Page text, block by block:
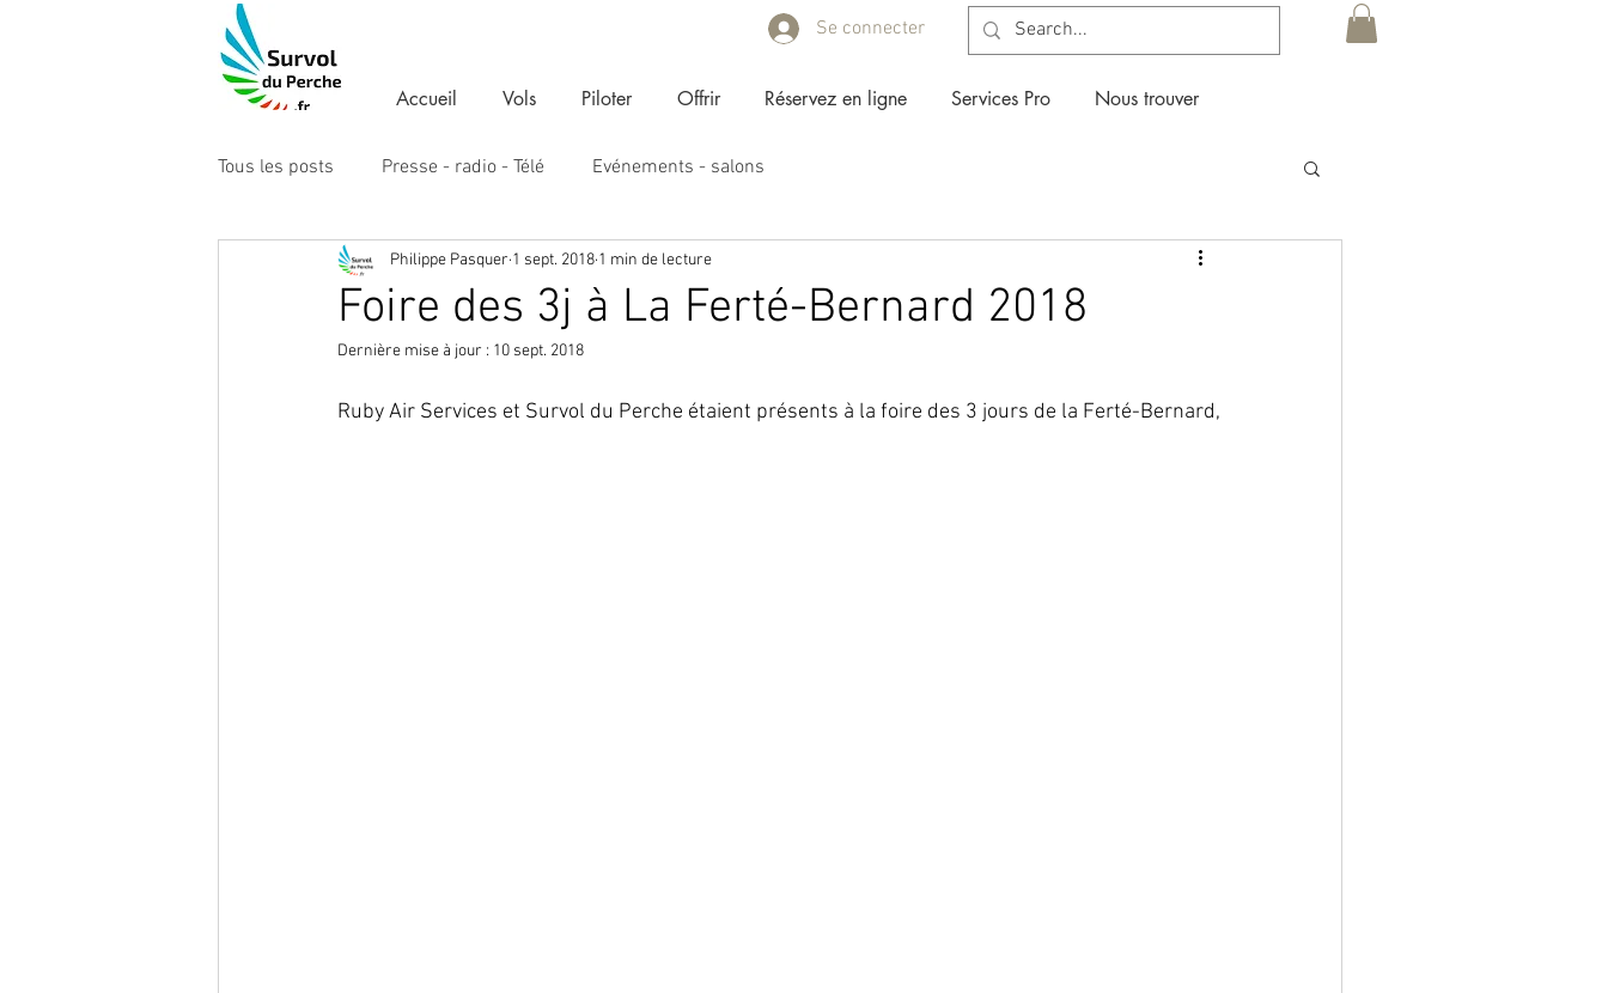
Se connecter
Accueil Vols Piloter Offrir Réservez en ligne Services Pro Nous trouver
Tous les posts Presse - radio - Télé Evénements - salons
Foire des 3j à La Ferté-Bernard 2018
Philippe Pasquer 1 sept. 2018 1 min de lecture
Dernière mise à jour : 10 sept. 2018
Ruby Air Services et Survol du Perche étaient présents à la foire des 3 jours de la Ferté-Bernard,